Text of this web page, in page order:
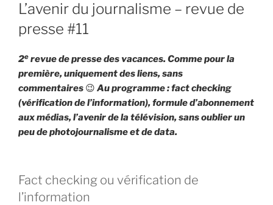
U
B
I
L
L’avenir du journalisme – revue de
presse #11
2e revue de presse des vacances. Comme pour la
première, uniquement des liens, sans
commentaires 😉 Au programme : fact checking
(vérification de l’information), formule d’abonnement
aux médias, l’avenir de la télévision, sans oublier un
peu de photojournalisme et de data.
Fact checking ou vérification de
l’information